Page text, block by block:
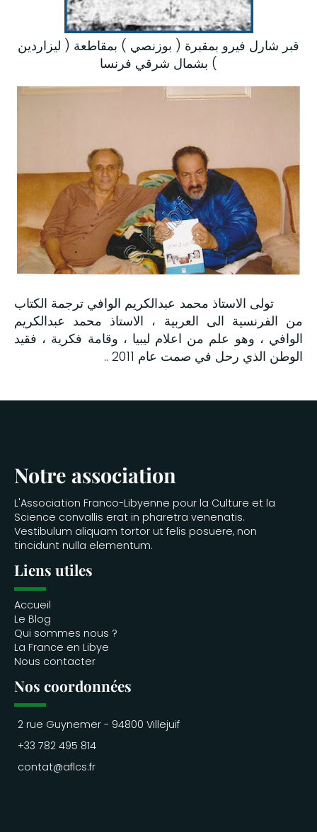
قبر شارل فيرو بمقبرة ( بوزنصي ) بمقاطعة ( ليزاردين
) بشمال شرقي فرنسا
تولى الاستاذ محمد عبدالكريم الوافي ترجمة الكتاب
من الفرنسية الى العربية ، الاستاذ محمد عبدالكريم
الوافي ، وهو علم من اعلام ليبيا ، وقامة فكرية ، فقيد
الوطن الذي رحل في صمت عام 2011 ..
Notre association
L'Association Franco-Libyenne pour la Culture et la
Science convallis erat in pharetra venenatis.
Vestibulum aliquam tortor ut felis posuere, non
tincidunt nulla elementum.
Liens utiles
Accueil
Le Blog
Qui sommes nous ?
La France en Libye
Nous contacter
Nos coordonnées
2 rue Guynemer - 94800 Villejuif
+33 782 495 814
contat@aflcs.fr